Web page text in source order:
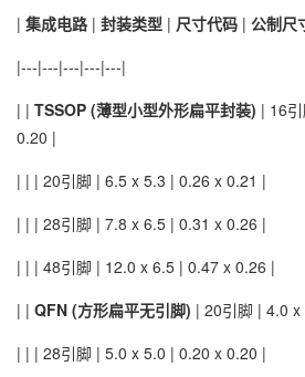
| 集成电路 | 封装类型 | 尺寸代码 | 公制尺
|---|---|---|---|---|
| | TSSOP (薄型小型外形扁平封装) | 16
0.20 |
| | | 20引脚 | 6.5 x 5.3 | 0.26 x 0.21 |
| | | 28引脚 | 7.8 x 6.5 | 0.31 x 0.26 |
| | | 48引脚 | 12.0 x 6.5 | 0.47 x 0.26 |
| | QFN (方形扁平无引脚) | 20引脚 | 4.0
| | | 28引脚 | 5.0 x 5.0 | 0.20 x 0.20 |